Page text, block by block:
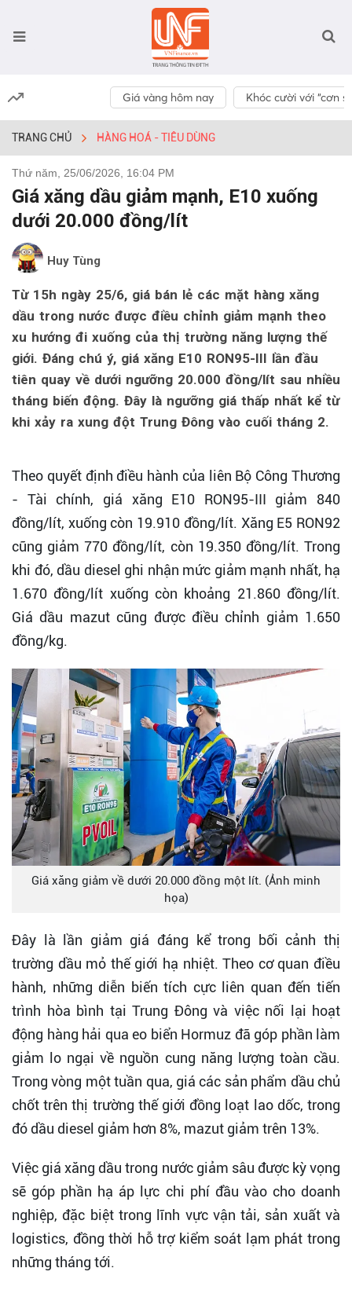
Giá vàng hôm nay Khóc cười với “cơn
TRANG CHỦ HÀNG HOÁ - TIÊU DÙNG
Thứ năm, 25/06/2026, 16:04 PM
Giá xăng dầu giảm mạnh, E10 xuống
dưới 20.000 đồng/lít
Huy Tùng
Từ 15h ngày 25/6, giá bán lẻ các mặt hàng xăng
dầu trong nước được điều chỉnh giảm mạnh theo
xu hướng đi xuống của thị trường năng lượng thế
giới. Đáng chú ý, giá xăng E10 RON95-III lần đầu
tiên quay về dưới ngưỡng 20.000 đồng/lít sau nhiều
tháng biến động. Đây là ngưỡng giá thấp nhất kể từ
khi xảy ra xung đột Trung Đông vào cuối tháng 2.
Theo quyết định điều hành của liên Bộ Công Thương
- Tài chính, giá xăng E10 RON95-III giảm 840
đồng/lít, xuống còn 19.910 đồng/lít. Xăng E5 RON92
cũng giảm 770 đồng/lít, còn 19.350 đồng/lít. Trong
khi đó, dầu diesel ghi nhận mức giảm mạnh nhất, hạ
1.670 đồng/lít xuống còn khoảng 21.860 đồng/lít.
Giá dầu mazut cũng được điều chỉnh giảm 1.650
đồng/kg.
Giá xăng giảm về dưới 20.000 đồng một lít. (Ảnh minh
họa)
Đây là lần giảm giá đáng kể trong bối cảnh thị
trường dầu mỏ thế giới hạ nhiệt. Theo cơ quan điều
hành, những diễn biến tích cực liên quan đến tiến
trình hòa bình tại Trung Đông và việc nối lại hoạt
động hàng hải qua eo biển Hormuz đã góp phần làm
giảm lo ngại về nguồn cung năng lượng toàn cầu.
Trong vòng một tuần qua, giá các sản phẩm dầu chủ
chốt trên thị trường thế giới đồng loạt lao dốc, trong
đó dầu diesel giảm hơn 8%, mazut giảm trên 13%.
Việc giá xăng dầu trong nước giảm sâu được kỳ vọng
sẽ góp phần hạ áp lực chi phí đầu vào cho doanh
nghiệp, đặc biệt trong lĩnh vực vận tải, sản xuất và
logistics, đồng thời hỗ trợ kiểm soát lạm phát trong
những tháng tới.